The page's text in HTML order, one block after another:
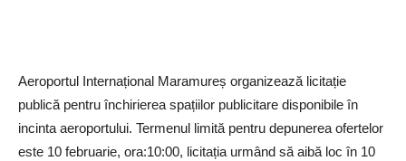
Aeroportul Internațional Maramureș organizează licitație
publică pentru închirierea spațiilor publicitare disponibile în
incinta aeroportului. Termenul limită pentru depunerea ofertelor
este 10 februarie, ora:10:00, licitația urmând să aibă loc în 10